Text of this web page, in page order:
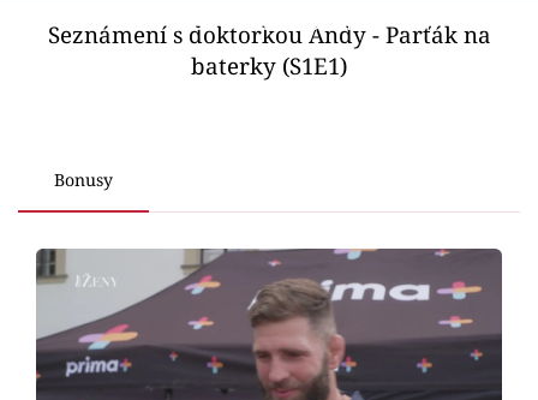
Témata
Seriály
Horoskopy
Sledujte prima+
Filmový festival Karlovy Vary
Failed to fetch
Seznámení s doktorkou Andy - Parťák na
baterky (S1E1)
Bonusy